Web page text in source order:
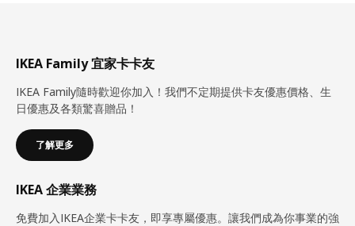
IKEA Family 宜家卡卡友
IKEA Family隨時歡迎你加入！我們不定期提供卡友優惠價格、生
日優惠及各類驚喜贈品！
了解更多
IKEA 企業業務
免費加入IKEA企業卡卡友，即享專屬優惠。讓我們成為你事業的強